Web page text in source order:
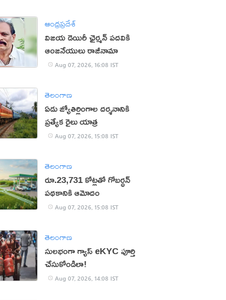
ఆంధ్రప్రదేశ్
విజయ డెయిరీ ఛైర్మన్ పదవికి
ఆంజనేయులు రాజీనామా
Aug 07, 2026, 16:08 IST
తెలంగాణ
ఏడు జ్యోతిర్లింగాల దర్శనానికి
ప్రత్యేక రైలు యాత్ర
Aug 07, 2026, 15:08 IST
తెలంగాణ
రూ.23,731 కోట్లతో గోబర్ధన్
పథకానికి ఆమోదం
Aug 07, 2026, 15:08 IST
తెలంగాణ
సులభంగా గ్యాస్ eKYC పూర్తి
చేసుకోండిలా!
Aug 07, 2026, 14:08 IST